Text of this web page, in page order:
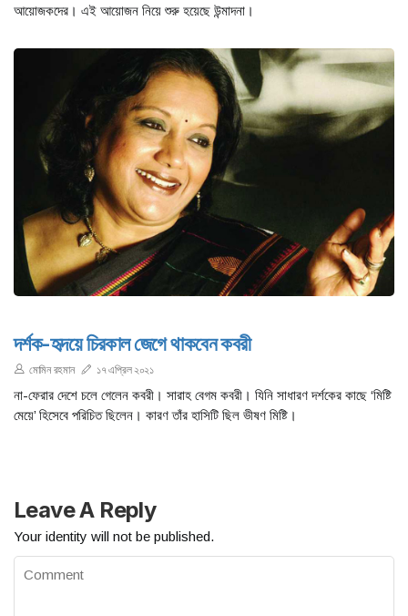
আয়োজকদের। এই আয়োজন নিয়ে শুরু হয়েছে উন্মাদনা।
দর্শক-হৃদয়ে চিরকাল জেগে থাকবেন কবরী
মোমিন রহমান ১৭ এপ্রিল ২০২১
না-ফেরার দেশে চলে গেলেন কবরী। সারাহ বেগম কবরী। যিনি সাধারণ দর্শকের কাছে ‘মিষ্টি
মেয়ে’ হিসেবে পরিচিত ছিলেন। কারণ তাঁর হাসিটি ছিল ভীষণ মিষ্টি।
Leave A Reply
Your identity will not be published.